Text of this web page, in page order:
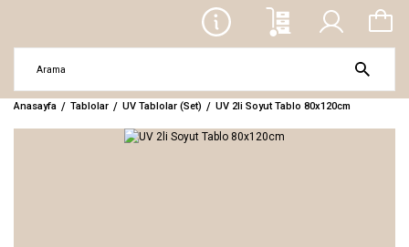
Anasayfa Tablolar UV Tablolar (Set) UV 2li Soyut Tablo 80x120cm